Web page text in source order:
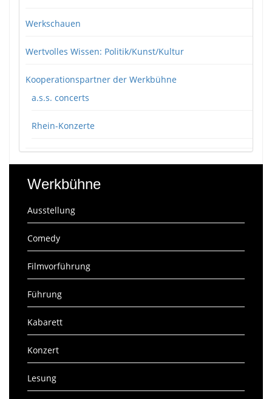
Werkschauen
Wertvolles Wissen: Politik/Kunst/Kultur
Kooperationspartner der Werkbühne
a.s.s. concerts
Rhein-Konzerte
Werkbühne
Ausstellung
Comedy
Filmvorführung
Führung
Kabarett
Konzert
Lesung